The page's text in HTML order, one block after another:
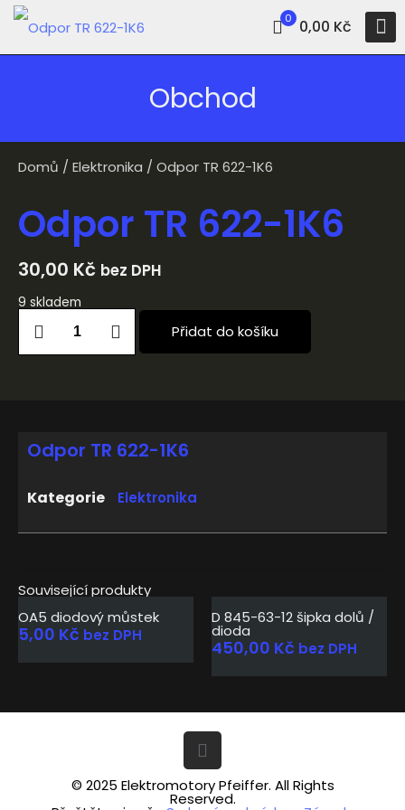
0 0,00 Kč
Obchod
Domů / Elektronika / Odpor TR 622-1K6
Odpor TR 622-1K6
30,00 Kč bez DPH
9 skladem
Přidat do košíku
Související produkty
OA5 diodový můstek
5,00 Kč bez DPH
D 845-63-12 šipka dolů /
dioda
450,00 Kč bez DPH
Odpor TR 622-1K6
Kategorie Elektronika
© 2025 Elektromotory Pfeiffer. All Rights
Reserved.